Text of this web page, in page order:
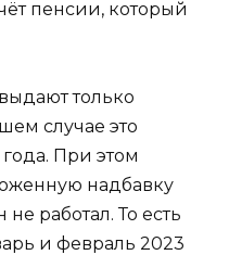
пенсии, который
только
случае это
При этом
надбавку
работал. То есть
и февраль 2023